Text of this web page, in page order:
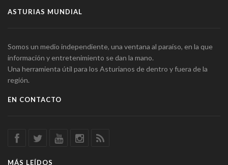
ASTURIAS MUNDIAL
Somos un medio independiente, una ventana al paraíso, en la que
información y entretenimiento se dan la mano.
Una herramienta útil para los Asturianos de dentro y fuera de la
región.
EN CONTACTO
MÁS LEÍDOS